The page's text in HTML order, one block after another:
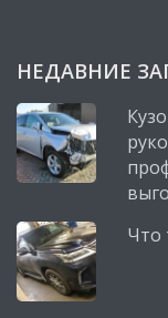
НЕДАВНИЕ
Что